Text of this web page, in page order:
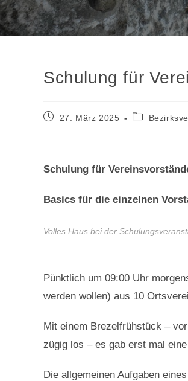
Schulung für
Beitrag27. März 2025
Beitrags-
Schulung für
Basics für die einzelnen
Volles Haus bei der
Pünktlich um 09:00 Uhr
werden wollen) aus 10
Mit einem Brezelfrühstück –
zügig los – es gab erst mal
Die allgemeinen Aufgaben